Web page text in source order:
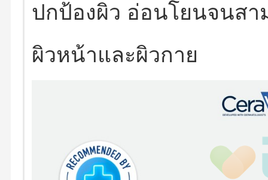
ปกป้องผิว อ่อนโยนจนสา
ผิวหน้าและผิวกาย